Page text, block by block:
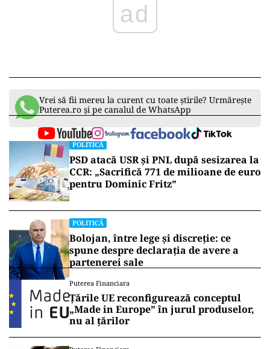
ad
Vrei să fii mereu la curent cu toate știrile? Urmărește
Puterea.ro și pe canalul de WhatsApp
POLITICĂ
PSD atacă USR și PNL după sesizarea la
CCR: „Sacrifică 771 de milioane de euro
pentru Dominic Fritz”
POLITICĂ
Bolojan, între lege și discreție: ce
spune despre declarația de avere a
partenerei sale
Puterea Financiara
Țările UE reconfigurează conceptul
„Made in Europe” în jurul produselor,
nu al țărilor